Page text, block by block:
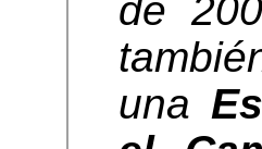
de
una